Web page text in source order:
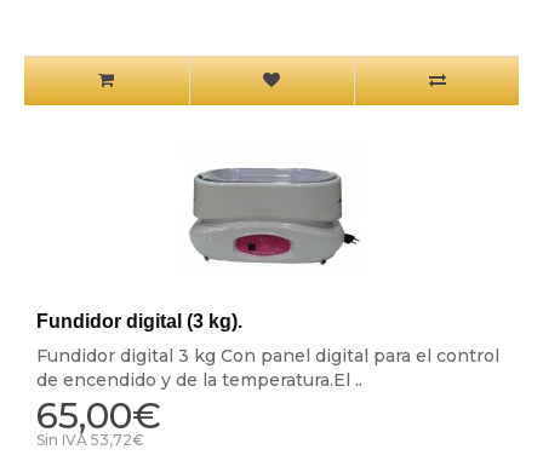
Fundidor digital (3 kg).
Fundidor digital 3 kg Con panel digital para el control
de encendido y de la temperatura.El ..
65,00€
Sin IVA 53,72€